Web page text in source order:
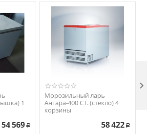
1
54 569 Р
Морозильный ларь
Ангара-400 СТ. (стекло) 4
корзины
58 422 Р
